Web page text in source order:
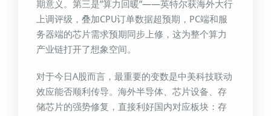
期意义。第三是”算力回暖”——英特尔获海外大行
上调评级，叠加CPU订单数据超预期，PC端和服
务器端的芯片需求预期同步上修，这为整个算力
产业链打开了想象空间。
对于今日A股而言，最重要的变数是中美科技联动
效应能否顺利传导。海外半导体、芯片设备、存
储芯片的强势修复，直接利好国内对应板块：存